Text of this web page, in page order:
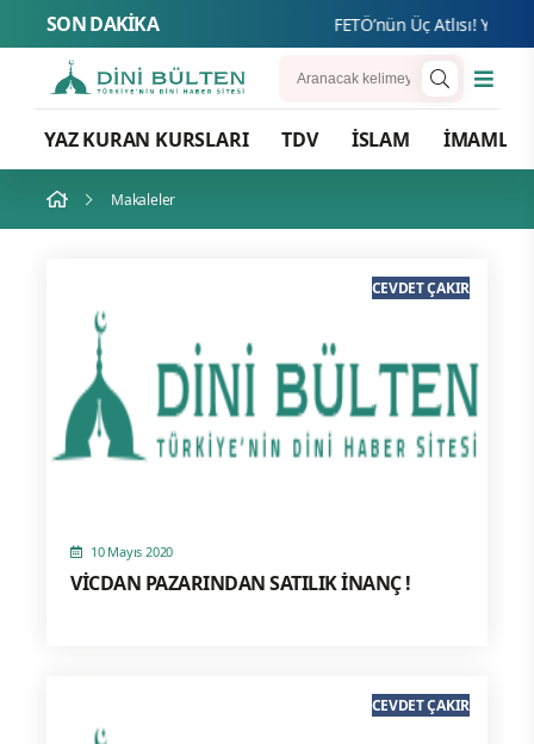
SON DAKİKA FETÖ’nün Üç Atlısı! Yeni
YAZ KURAN KURSLARI TDV İSLAM İMAMLAR
Makaleler
10 Mayıs 2020
VİCDAN PAZARINDAN SATILIK İNANÇ !
CEVDET ÇAKIR
CEVDET ÇAKIR